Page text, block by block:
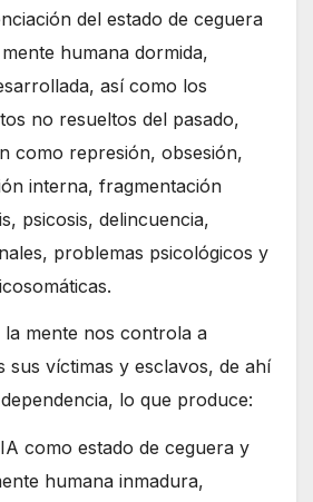
del estado de ceguera
humana dormida,
así como los
no resueltos del pasado,
como represión, obsesión,
interna, fragmentación
psicosis, delincuencia,
problemas psicológicos y
la mente nos controla a
sus víctimas y esclavos, de ahí
lo que produce:
como estado de ceguera y
humana inmadura,